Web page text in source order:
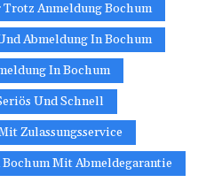
Anmeldung Bochum
Abmeldung In Bochum
In Bochum
Und Schnell
Zulassungsservice
Mit Abmeldegarantie